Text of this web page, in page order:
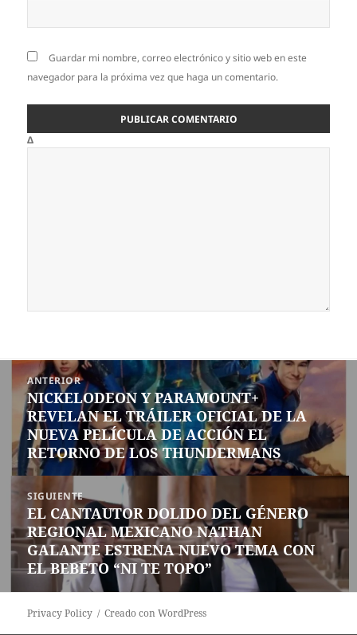
Guardar mi nombre, correo electrónico y sitio web en este
navegador para la próxima vez que haga un comentario.
Δ
Navegación
de
entradas
ANTERIOR
Entrada
anterior:
NICKELODEON Y PARAMOUNT+
REVELAN EL TRÁILER OFICIAL DE LA
NUEVA PELÍCULA DE ACCIÓN EL
RETORNO DE LOS THUNDERMANS
SIGUIENTE
Siguiente
entrada:
EL CANTAUTOR DOLIDO DEL GÉNERO
REGIONAL MEXICANO NATHAN
GALANTE ESTRENA NUEVO TEMA CON
EL BEBETO “NI TE TOPO”
Privacy Policy Creado con WordPress